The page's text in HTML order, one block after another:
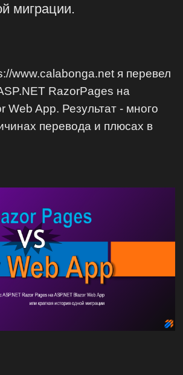
миграции.
www.calabonga.net я перевел
RazorPages на
Web App. Результат - много
перевода и плюсах в